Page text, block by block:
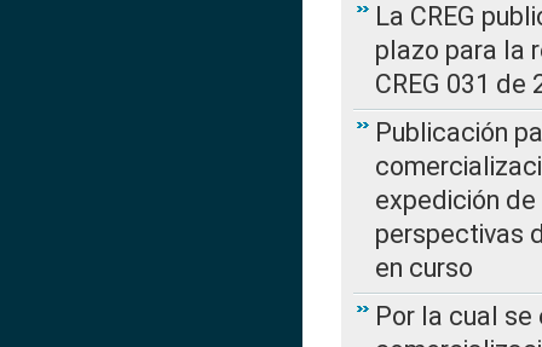
La CREG
plazo para la
CREG 031 de
Publicación
expedición de
perspectivas
en curso
Por la cual